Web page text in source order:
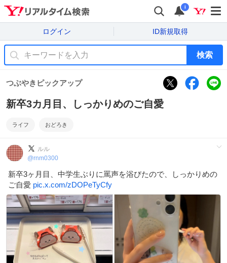
i
ログイン ID新規取得
検索
つぶやきピックアップ
新卒3カ月目、しっかりめのご自愛
ライフ おどろき
ルル
@rnm0300
新卒3ヶ月目、中学生ぶりに罵声を浴びたので、しっかりめの
ご自愛 pic.x.com/zDOPeTyCfy